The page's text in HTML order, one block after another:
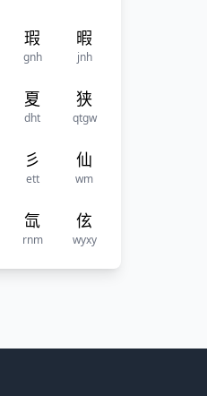
瑕
gnh
暇
jnh
夏
dht
狭
qtgw
彡
ett
仙
wm
氙
rnm
伭
wyxy